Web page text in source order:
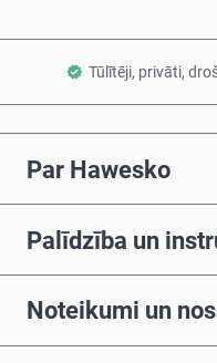
Tūlītēji, privāti,
Par Hawesko
Palīdzība un
Noteikumi un